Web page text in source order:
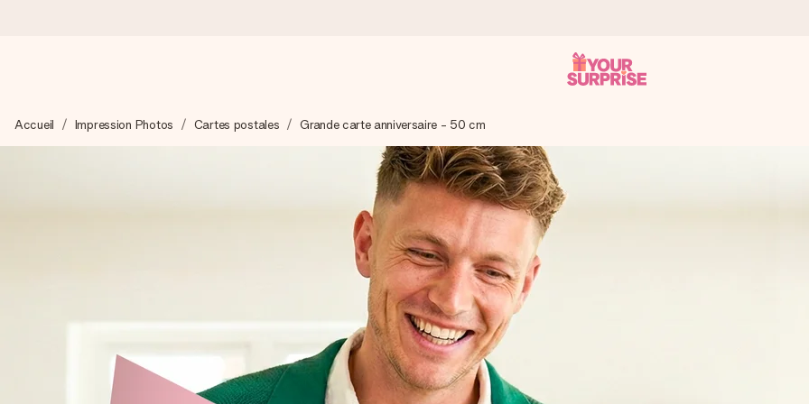
Nous préparons votre cadeau avec attention et l’envoyons en un éclair – pour que vous puissiez l’offrir au bon moment, quand
Nos cadeaux sont appréciés. Les clients nous attribuent une note de 4,8 sur Google Reviews (total de tous les pays où nous
Créez quelque chose d’unique en quelques étapes – avec son prénom, votre photo ou un message qui touche le cœur. Sans
Accueil Impression Photos Cartes postales Grande carte anniversaire - 50 cm